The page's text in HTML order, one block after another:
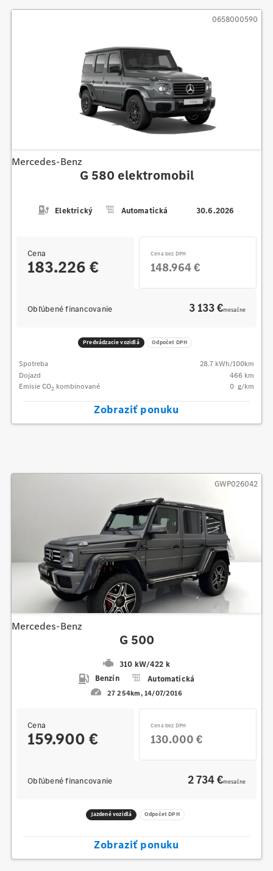
Mercedes-Benz
G 580 elektromobil
Elektrický Automatická 30.6.2026
0658000590
Cena
183.226 €
Cena bez DPH
148.964 €
Obľúbené financovanie 3 133 €mesačne
Predvádzacie vozidlá Odpočet DPH
Spotreba 28.7 kWh/100km
Dojazd
466 km
Emisie CO2 kombinované 0 g/km
Zobraziť ponuku
Mercedes-Benz
G 500
310 kW/422 k
Benzín
Automatická
27 254km 14/07/2016
GWP026042
Cena
159.900 €
Cena bez DPH
130.000 €
Obľúbené financovanie 2 734 €mesačne
Jazdené vozidlá Odpočet DPH
Zobraziť ponuku